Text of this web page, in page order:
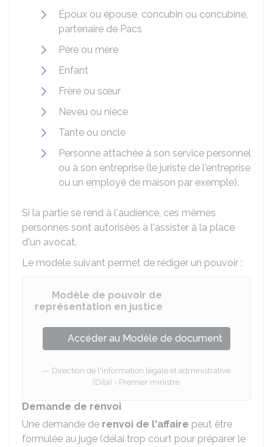
Époux ou épouse, concubin ou concubine,
partenaire de Pacs
Père ou mère
Enfant
Frère ou sœur
Neveu ou nièce
Tante ou oncle
Personne attachée à son service personnel
ou à son entreprise (le juriste de l'entreprise
ou un employé de maison par exemple).
Si la partie se rend à l'audience, ces mêmes
personnes sont autorisées à l'assister à la place
d'un avocat.
Le modèle suivant permet de rédiger un pouvoir :
Modèle de pouvoir de
représentation en justice
Accéder au Modèle de document
Direction de l'information légale et administrative
(Dila) - Premier ministre
Demande de renvoi
Une demande de renvoi de l'affaire peut être
formulée au juge (délai trop court pour préparer le